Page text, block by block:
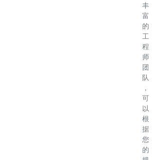
丰
富
的
工
程
师
团
队
，
可
以
根
据
您
的